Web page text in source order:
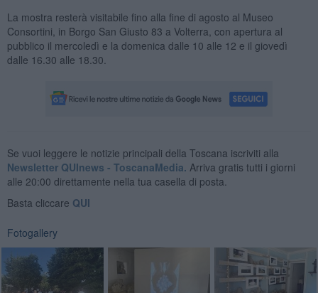
La mostra resterà visitabile fino alla fine di agosto al Museo
Consortini, in Borgo San Giusto 83 a Volterra, con apertura al
pubblico il mercoledì e la domenica dalle 10 alle 12 e il giovedì
dalle 16.30 alle 18.30.
Se vuoi leggere le notizie principali della Toscana iscriviti alla
Newsletter QUInews - ToscanaMedia. Arriva gratis tutti i giorni
alle 20:00 direttamente nella tua casella di posta.
Basta cliccare QUI
Fotogallery